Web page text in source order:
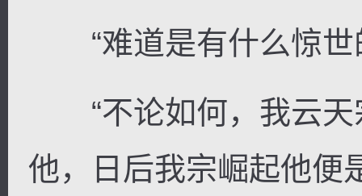
“难道是有什么惊世
“不论如何，我云天
他，日后我宗崛起他便